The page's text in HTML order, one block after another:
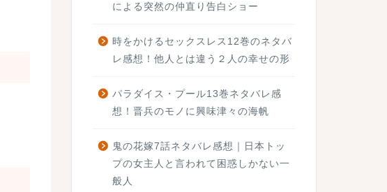
による突然の仲直り告白ショー
時をかけるセックスレス12巻のネタバ
レ感想！他人とは違う２人の幸せの形
パラダイス・プール13巻ネタバレ感
想！晋兵のモノに興味津々の海帆
鬼の花嫁7話ネタバレ感想｜日本トッ
プの女主人と言われて困惑しかない一
般人